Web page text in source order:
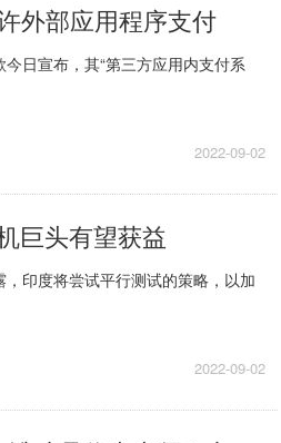
外部应用程序支付
日宣布，其“第三方应用内支付系
2022-09-02
巨头有望获益
印度将尝试平行测试的策略，以加
2022-09-02